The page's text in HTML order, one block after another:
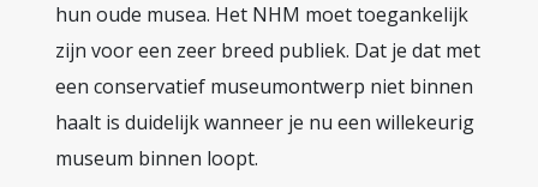
hun oude musea. Het NHM moet toegankelijk
zijn voor een zeer breed publiek. Dat je dat met
een conservatief museumontwerp niet binnen
haalt is duidelijk wanneer je nu een willekeurig
museum binnen loopt.